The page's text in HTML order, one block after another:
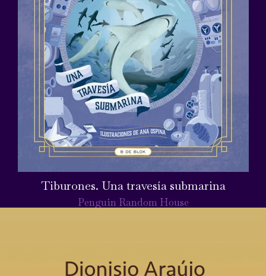
Tiburones. Una travesía submarina
Penguin Random House